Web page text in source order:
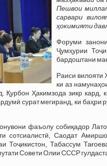
Пешвои
сарвари
ҳокимияти
Форуми
Ҷумҳурии
бардоштани
Раиси вилояти
ки аз
Қурбон Ҳакимзода зикр
сурат мегиранд, ки
фаъолу собиқадор
сотсиалистӣ, Саодат
Тоҷикистон, Табассум
Совети Олии СССР